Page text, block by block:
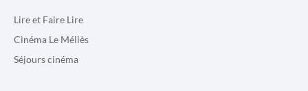
Lire et Faire Lire
Cinéma Le Méliès
Séjours cinéma